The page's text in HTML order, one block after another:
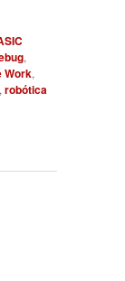
,
Work,
robótica